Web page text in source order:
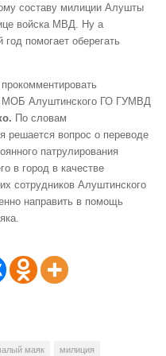
составу милиции Алушты
войска МВД. Ну а
помогает оберегать
МОБ Алуштинского ГО ГУМВД
По словам
решается вопрос о переводе
патрулирования
в город в качестве
сотрудников Алуштинского
направить в помощь
маяк милиция